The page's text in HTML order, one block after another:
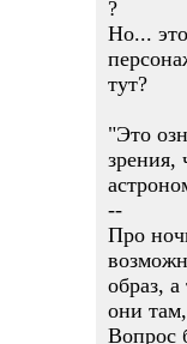
?
Но...
тут?
"Это
зрения,
--
Про
образ, а
они
Вопрос